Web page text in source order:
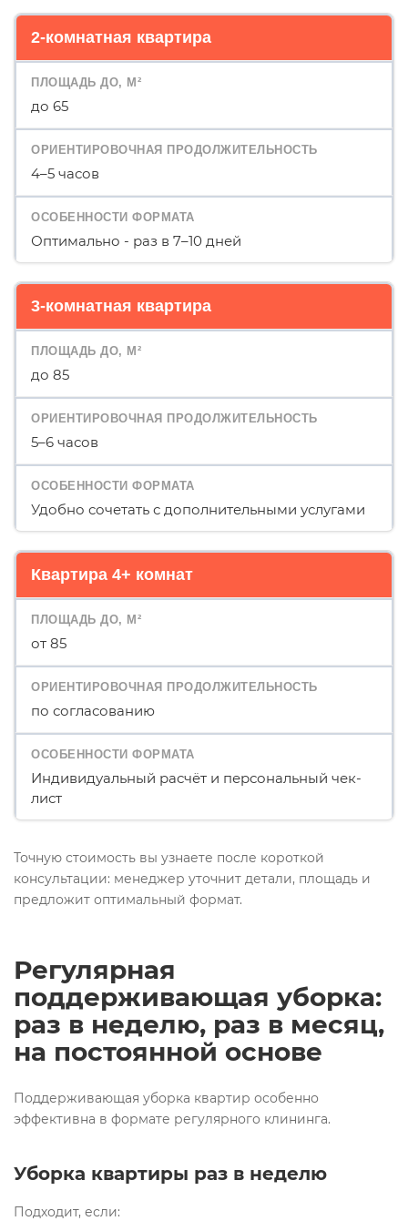
2-комнатная квартира
до 65
4–5 часов
Оптимально - раз в 7–10 дней
3-комнатная квартира
до 85
5–6 часов
Удобно сочетать с дополнительными услугами
Квартира 4+ комнат
от 85
по согласованию
Индивидуальный расчёт и персональный чек-
лист
Точную стоимость вы узнаете после короткой
консультации: менеджер уточнит детали, площадь и
предложит оптимальный формат.
Регулярная
поддерживающая уборка:
раз в неделю, раз в месяц,
на постоянной основе
Поддерживающая уборка квартир особенно
эффективна в формате регулярного клининга.
Уборка квартиры раз в неделю
Подходит, если: